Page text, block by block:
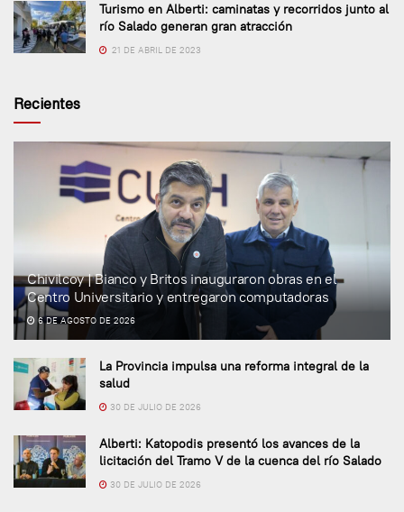
Turismo en Alberti: caminatas y recorridos junto al
río Salado generan gran atracción
21 DE ABRIL DE 2023
Recientes
Chivilcoy | Bianco y Britos inauguraron obras en el
Centro Universitario y entregaron computadoras
6 DE AGOSTO DE 2026
La Provincia impulsa una reforma integral de la
salud
30 DE JULIO DE 2026
Alberti: Katopodis presentó los avances de la
licitación del Tramo V de la cuenca del río Salado
30 DE JULIO DE 2026